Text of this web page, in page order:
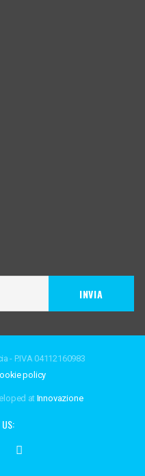
- P.IVA 04112160983
policy
at Innovazione